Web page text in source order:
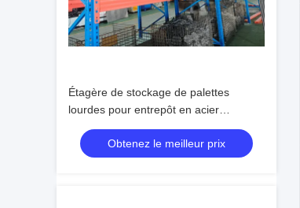
Étagère de stockage de palettes
lourdes pour entrepôt en acier
personnalisé
Obtenez le meilleur prix